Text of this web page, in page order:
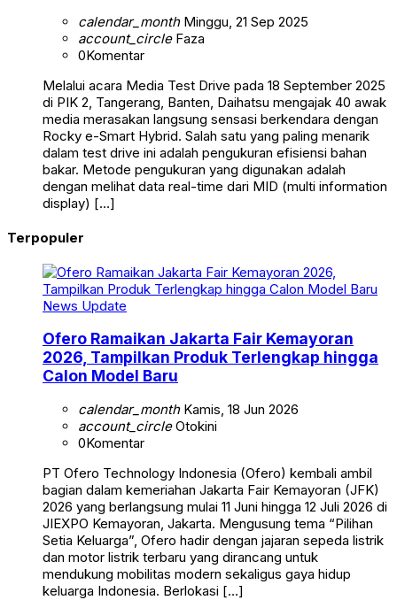
calendar_monthMinggu, 21 Sep 2025
account_circleFaza
0Komentar
Melalui acara Media Test Drive pada 18 September 2025
di PIK 2, Tangerang, Banten, Daihatsu mengajak 40 awak
media merasakan langsung sensasi berkendara dengan
Rocky e-Smart Hybrid. Salah satu yang paling menarik
dalam test drive ini adalah pengukuran efisiensi bahan
bakar. Metode pengukuran yang digunakan adalah
dengan melihat data real-time dari MID (multi information
display) […]
Terpopuler
News Update
Ofero Ramaikan Jakarta Fair Kemayoran
2026, Tampilkan Produk Terlengkap hingga
Calon Model Baru
calendar_monthKamis, 18 Jun 2026
account_circleOtokini
0Komentar
PT Ofero Technology Indonesia (Ofero) kembali ambil
bagian dalam kemeriahan Jakarta Fair Kemayoran (JFK)
2026 yang berlangsung mulai 11 Juni hingga 12 Juli 2026 di
JIEXPO Kemayoran, Jakarta. Mengusung tema “Pilihan
Setia Keluarga”, Ofero hadir dengan jajaran sepeda listrik
dan motor listrik terbaru yang dirancang untuk
mendukung mobilitas modern sekaligus gaya hidup
keluarga Indonesia. Berlokasi […]